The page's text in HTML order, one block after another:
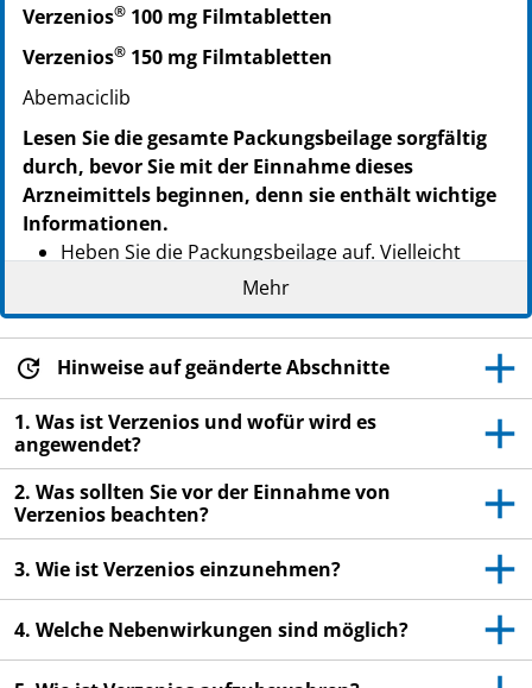
PPN: 111421933443
NTIN: 04150142193347
PZN: 14375790
PPN: 111437579014
NTIN: 04150143757906
Verzenios® 100 mg Filmtabletten
Verzenios® 150 mg Filmtabletten
Abemaciclib
Lesen Sie die gesamte Packungsbeilage sorgfältig
durch, bevor Sie mit der Einnahme dieses
Arzneimittels beginnen, denn sie enthält wichtige
Informationen.
Heben Sie die Packungsbeilage auf. Vielleicht
möchten Sie diese später nochmals lesen.
Wenn Sie weitere Fragen haben, wenden Sie sich
Fachpersonal.
Dieses Arzneimittel wurde Ihnen persönlich
verschrieben. Geben Sie es nicht an Dritte weiter.
Es kann anderen Menschen schaden, auch wenn
diese die gleichen Beschwerden haben wie Sie.
Wenn Sie Nebenwirkungen bemerken, wenden Sie
sich an Ihren Arzt, Apotheker oder das
medizinische Fachpersonal. Dies gilt auch für
Nebenwirkungen, die nicht in dieser
Packungsbeilage angegeben sind. Siehe Abschnitt
Mehr
Hinweise auf geänderte Abschnitte
1. Was ist Verzenios und wofür wird es
angewendet?
2. Was sollten Sie vor der Einnahme von
Verzenios beachten?
3. Wie ist Verzenios einzunehmen?
4. Welche Nebenwirkungen sind möglich?